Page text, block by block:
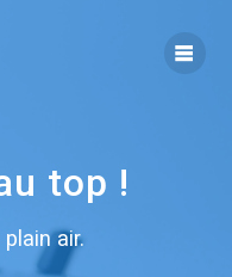
top !
air.